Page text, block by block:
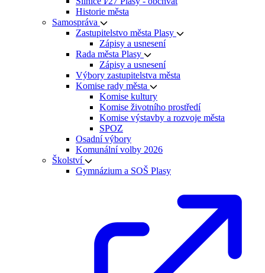
Historie města
Samospráva
Zastupitelstvo města Plasy
Zápisy a usnesení
Rada města Plasy
Zápisy a usnesení
Výbory zastupitelstva města
Komise rady města
Komise kultury
Komise životního prostředí
Komise výstavby a rozvoje města
SPOZ
Osadní výbory
Komunální volby 2026
Školství
Gymnázium a SOŠ Plasy